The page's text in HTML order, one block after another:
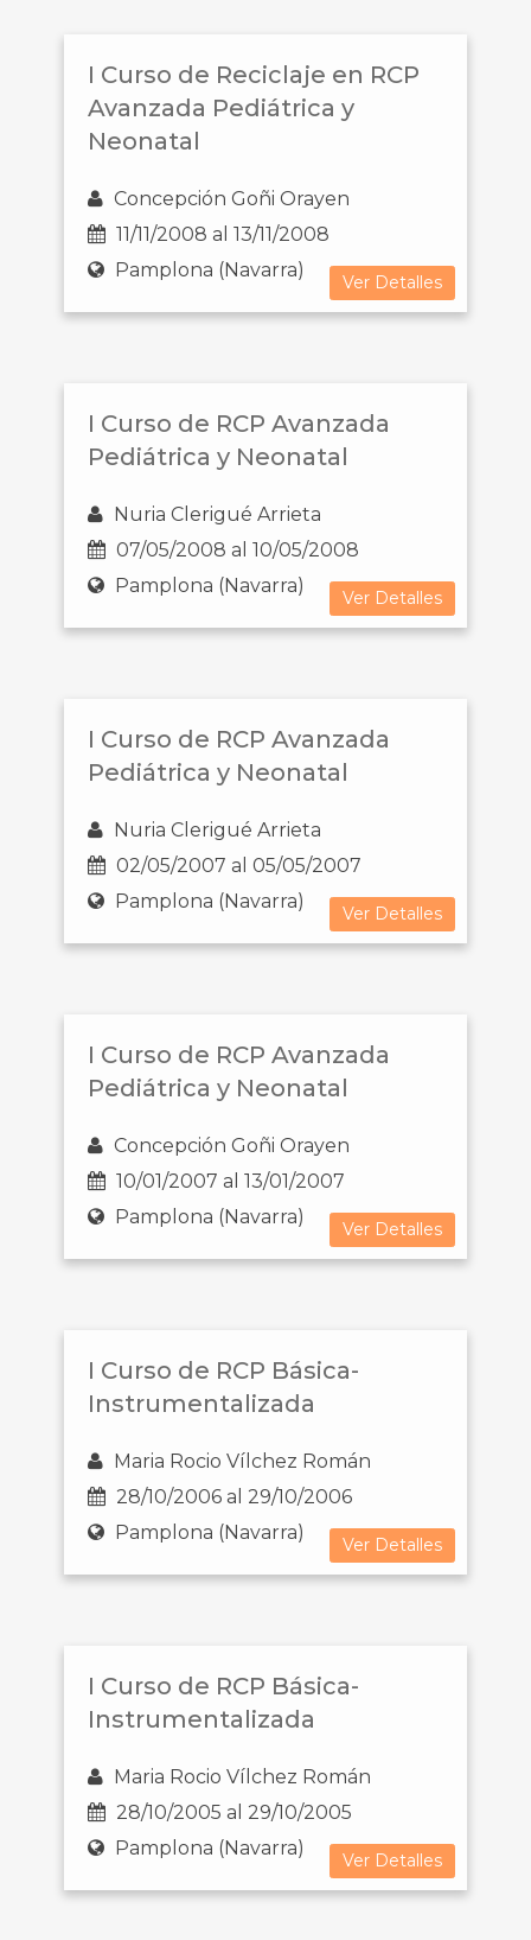
I Curso de Reciclaje en RCP
Avanzada Pediátrica y
Neonatal
Concepción Goñi Orayen
11/11/2008 al 13/11/2008
Pamplona (Navarra)
Ver Detalles
I Curso de RCP Avanzada
Pediátrica y Neonatal
Nuria Clerigué Arrieta
07/05/2008 al 10/05/2008
Pamplona (Navarra)
Ver Detalles
I Curso de RCP Avanzada
Pediátrica y Neonatal
Nuria Clerigué Arrieta
02/05/2007 al 05/05/2007
Pamplona (Navarra)
Ver Detalles
I Curso de RCP Avanzada
Pediátrica y Neonatal
Concepción Goñi Orayen
10/01/2007 al 13/01/2007
Pamplona (Navarra)
Ver Detalles
I Curso de RCP Básica-
Instrumentalizada
Maria Rocio Vílchez Román
28/10/2006 al 29/10/2006
Pamplona (Navarra)
Ver Detalles
I Curso de RCP Básica-
Instrumentalizada
Maria Rocio Vílchez Román
28/10/2005 al 29/10/2005
Pamplona (Navarra)
Ver Detalles